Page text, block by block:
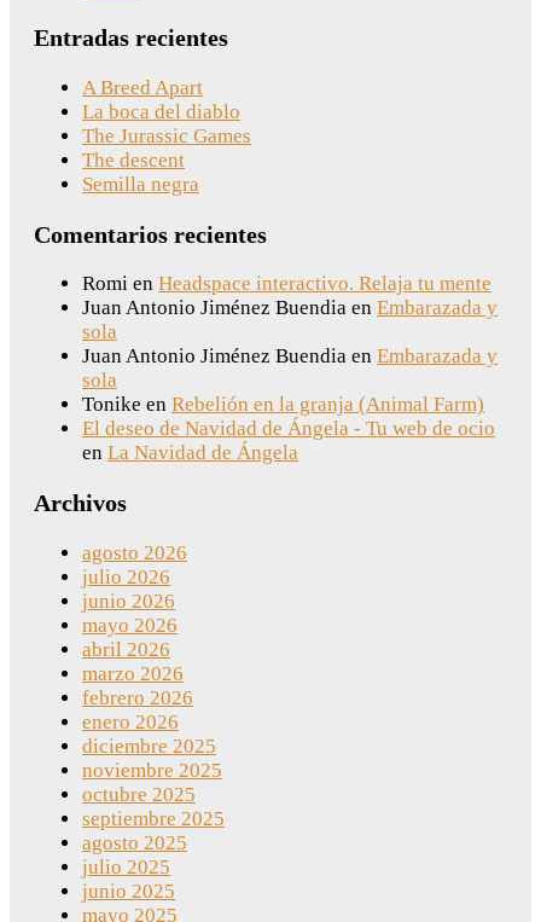
Entradas recientes
A Breed Apart
La boca del diablo
The Jurassic Games
The descent
Semilla negra
Comentarios recientes
Romi en Headspace interactivo. Relaja tu mente
Juan Antonio Jiménez Buendia en Embarazada y
sola
Juan Antonio Jiménez Buendia en Embarazada y
sola
Tonike en Rebelión en la granja (Animal Farm)
El deseo de Navidad de Ángela - Tu web de ocio
en La Navidad de Ángela
Archivos
agosto 2026
julio 2026
junio 2026
mayo 2026
abril 2026
marzo 2026
febrero 2026
enero 2026
diciembre 2025
noviembre 2025
octubre 2025
septiembre 2025
agosto 2025
julio 2025
junio 2025
mayo 2025